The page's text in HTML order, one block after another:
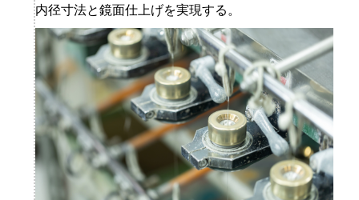
内径寸法と鏡面仕上げを実現する。